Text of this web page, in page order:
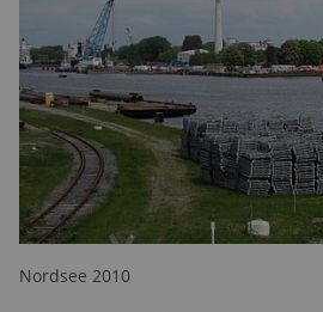
Nordsee 2010